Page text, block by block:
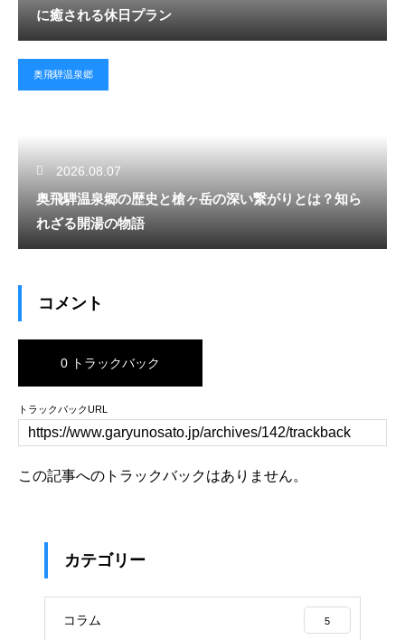
に癒される休日プラン
奥飛騨温泉郷
2026.08.07
奥飛騨温泉郷の歴史と槍ヶ岳の深い繋がりとは？知ら
れざる開湯の物語
コメント
0 トラックバック
トラックバックURL
この記事へのトラックバックはありません。
カテゴリー
コラム 5